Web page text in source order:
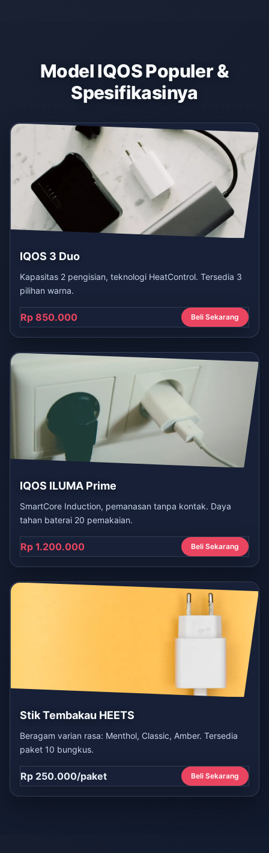
Model IQOS Populer &
Spesifikasinya
IQOS 3 Duo
Kapasitas 2 pengisian, teknologi HeatControl. Tersedia 3
pilihan warna.
Rp 850.000 Beli Sekarang
IQOS ILUMA Prime
SmartCore Induction, pemanasan tanpa kontak. Daya
tahan baterai 20 pemakaian.
Rp 1.200.000 Beli Sekarang
Stik Tembakau HEETS
Beragam varian rasa: Menthol, Classic, Amber. Tersedia
paket 10 bungkus.
Rp 250.000/paket Beli Sekarang